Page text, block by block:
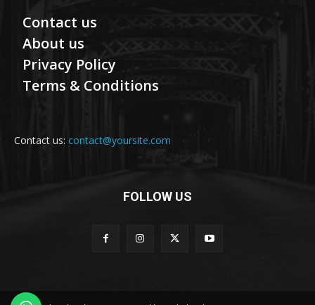
Contact us
About us
Privacy Policy
Terms & Conditions
Contact us: contact@yoursite.com
FOLLOW US